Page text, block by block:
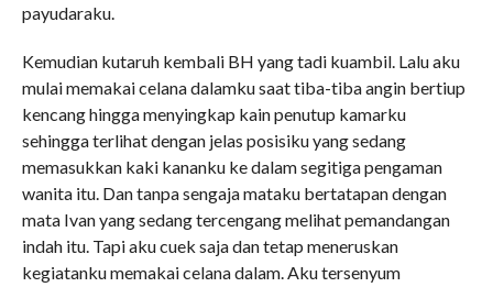
payudaraku.
Kemudian kutaruh kembali BH yang tadi kuambil. Lalu aku
mulai memakai celana dalamku saat tiba-tiba angin bertiup
kencang hingga menyingkap kain penutup kamarku
sehingga terlihat dengan jelas posisiku yang sedang
memasukkan kaki kananku ke dalam segitiga pengaman
wanita itu. Dan tanpa sengaja mataku bertatapan dengan
mata Ivan yang sedang tercengang melihat pemandangan
indah itu. Tapi aku cuek saja dan tetap meneruskan
kegiatanku memakai celana dalam. Aku tersenyum